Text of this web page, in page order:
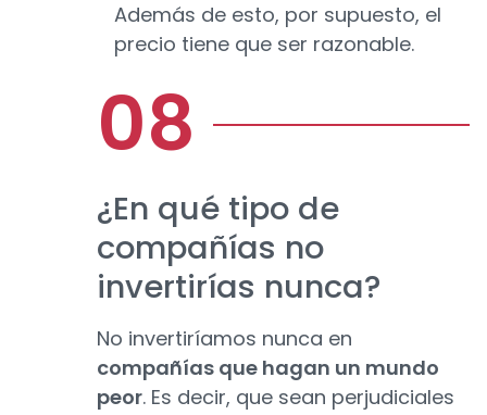
Además de esto, por supuesto, el
precio tiene que ser razonable.
¿En qué tipo de
compañías no
invertirías nunca?
No invertiríamos nunca en
compañías que hagan un mundo
peor. Es decir, que sean perjudiciales